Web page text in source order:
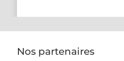
Nos partenaires